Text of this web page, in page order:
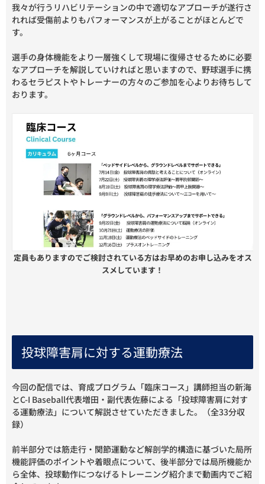
我々が行うリハビリテーションの中で適切なアプローチが遂行さ
れれば受傷前よりもパフォーマンスが上がることがほとんどで
す。
選手の身体機能をより一層強くして現場に復帰させるために必要
なアプローチを解説していければと思いますので、野球選手に携
わるセラピストやトレーナーの方々のご参加を心よりお待ちして
おります。
定員もありますのでご検討されている方はお早めのお申し込みをオス
スメしています！
投球障害肩に対する運動療法
今回の配信では、育成プログラム「臨床コース」講師担当の新海
とC-I Baseball代表増田・副代表佐藤による「投球障害肩に対す
る運動療法」について解説させていただきました。（全33分収
録）
前半部分では筋走行・関節運動など解剖学的構造に基づいた局所
機能評価のポイントや着眼点について、後半部分では局所機能か
ら全体、投球動作につなげるトレーニング紹介まで動画内でご紹